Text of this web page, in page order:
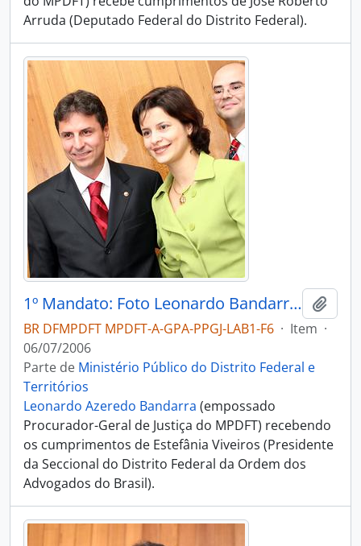
Arruda (Deputado Federal do Distrito Federal).
1º Mandato: Foto Leonardo Bandarra com Estefânia Viveiros
BR DFMPDFT MPDFT-A-GPA-PPGJ-LAB1-F6 · Item ·
06/07/2006
Parte de Ministério Público do Distrito Federal e
Territórios
Leonardo Azeredo Bandarra (empossado
Procurador-Geral de Justiça do MPDFT) recebendo
os cumprimentos de Estefânia Viveiros (Presidente
da Seccional do Distrito Federal da Ordem dos
Advogados do Brasil).